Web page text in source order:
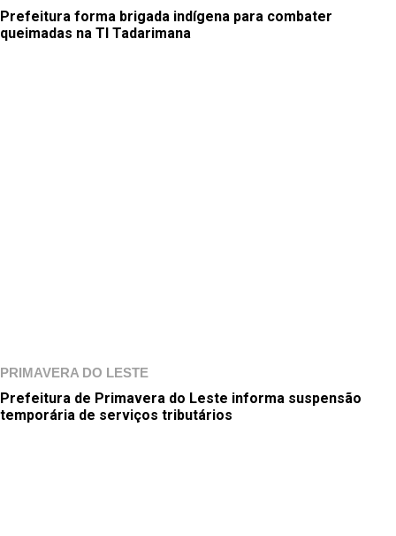
Prefeitura forma brigada indígena para combater
queimadas na TI Tadarimana
PRIMAVERA DO LESTE
Prefeitura de Primavera do Leste informa suspensão
temporária de serviços tributários